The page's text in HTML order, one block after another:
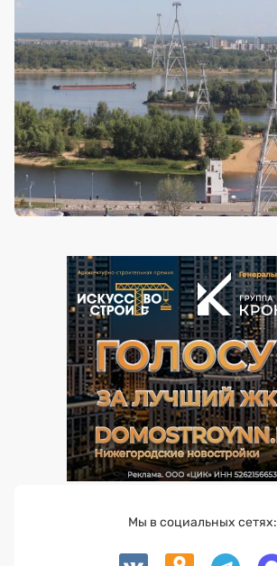
Мы в социальных сетях: